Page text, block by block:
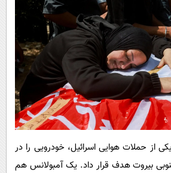
از حملات هوایی اسرائیل، خودرویی را در
بیروت هدف قرار داد. یک آمبولانس هم